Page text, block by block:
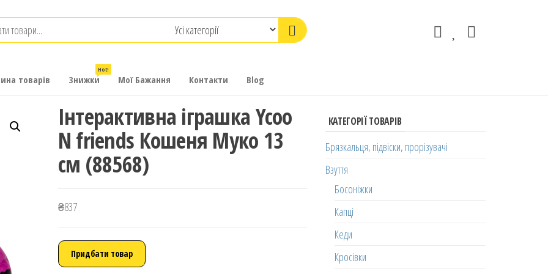
товарів Знижки
Hot!
Мої Бажання Контакти Blog
Інтерактивна іграшка Ycoo
N friends Кошеня Муко 13
см (88568)
₴837
Придбати товар
КАТЕГОРІЇ ТОВАРІВ
Брязкальця, підвіски, прорізувачі
Взуття
Босоніжки
Капці
Кеди
Кросівки